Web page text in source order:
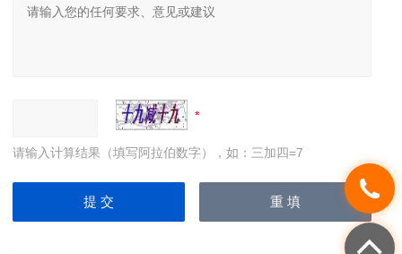
请输入计算结果（填写阿拉伯数字），如：三加四=7